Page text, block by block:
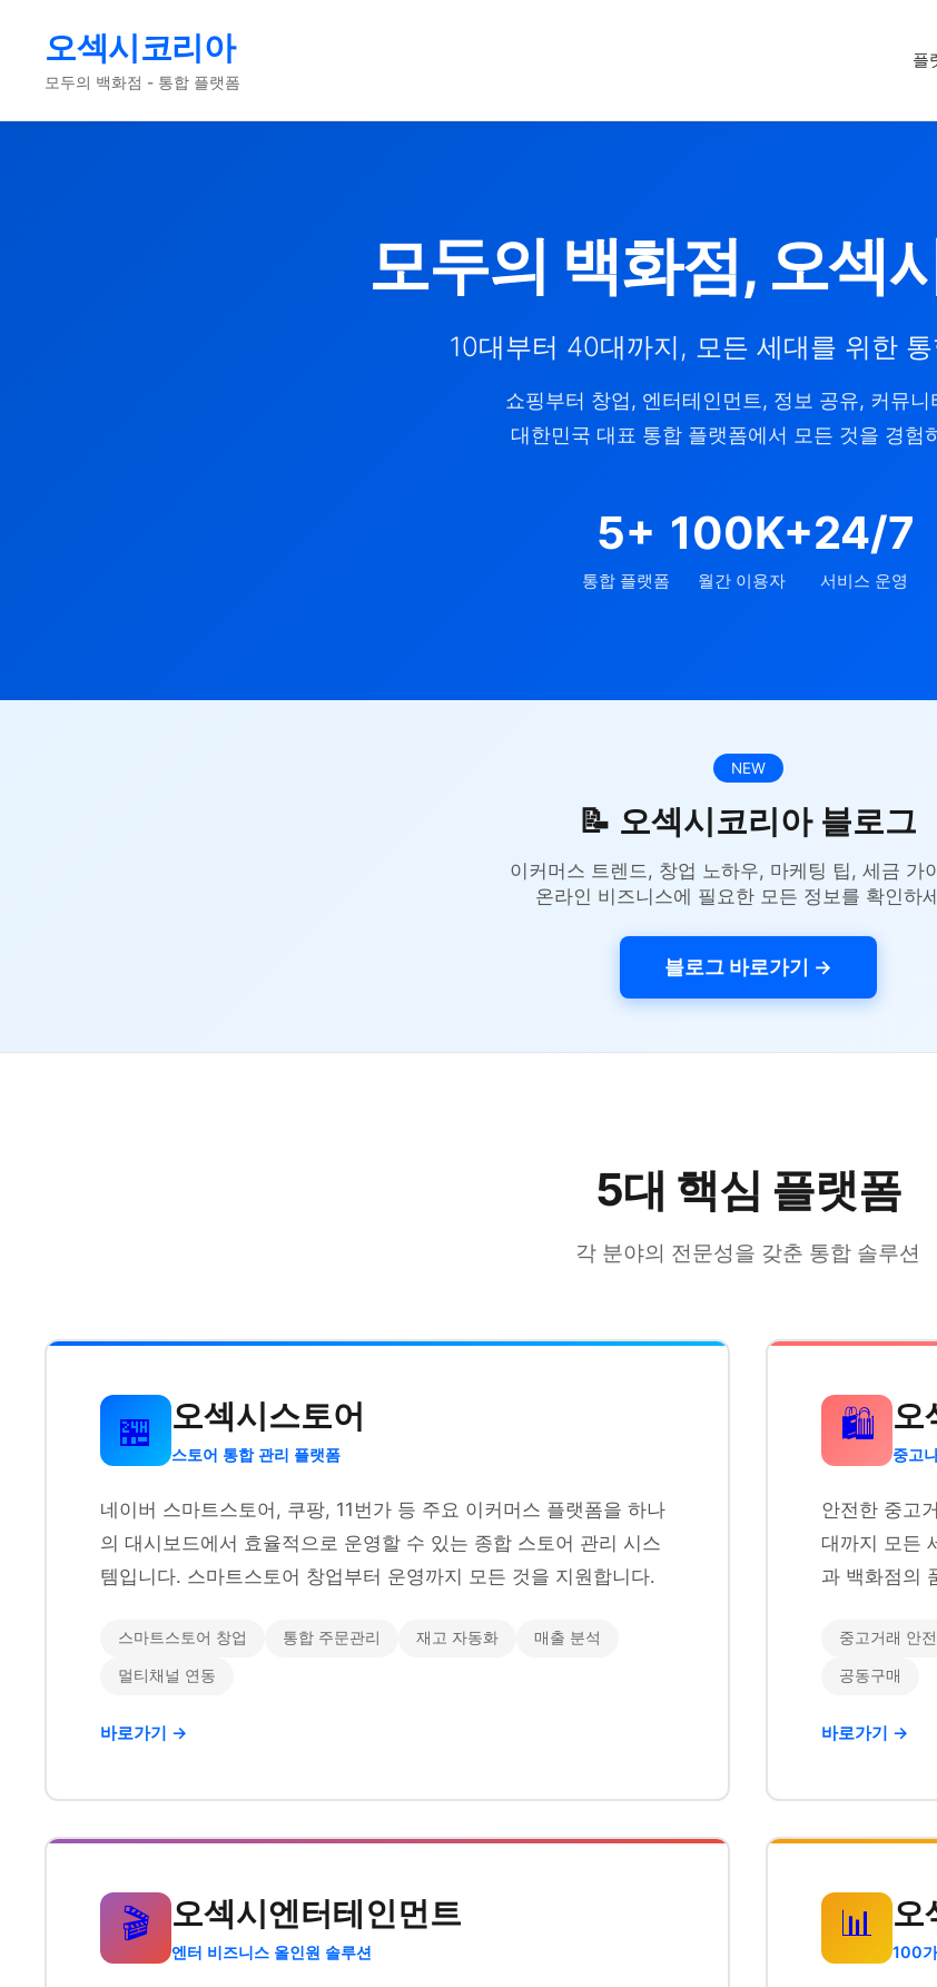
오섹시코리아
모두의 백화점 - 통합 플랫폼
플
모두의 백화점, 오섹
10대부터 40대까지, 모든 세대를 위한
쇼핑부터 창업, 엔터테인먼트, 정보 공유, 커뮤니
대한민국 대표 통합 플랫폼에서 모든 것을 경험
5+
통합 플랫폼
100K+
월간 이용자
24/7
서비스 운영
NEW
📝 오섹시코리아 블로그
이커머스 트렌드, 창업 노하우, 마케팅 팁, 세금 가
온라인 비즈니스에 필요한 모든 정보를 확인하
블로그 바로가기 →
5대 핵심 플랫폼
각 분야의 전문성을 갖춘 통합 솔루션
🏪 오섹시스토어
스토어 통합 관리 플랫폼
네이버 스마트스토어, 쿠팡, 11번가 등 주요 이커머스 플랫폼을 하나
의 대시보드에서 효율적으로 운영할 수 있는 종합 스토어 관리 시스
템입니다. 스마트스토어 창업부터 운영까지 모든 것을 지원합니다.
스마트스토어 창업 통합 주문관리 재고 자동화 매출 분석
멀티채널 연동
바로가기 →
🛍️ 오
중고
안전한 중고
대까지 모든
과 백화점의
중고거래 안
공동구매
바로가기 →
🎬 오섹시엔터테인먼트
엔터 비즈니스 올인원 솔루션
📊 오
100